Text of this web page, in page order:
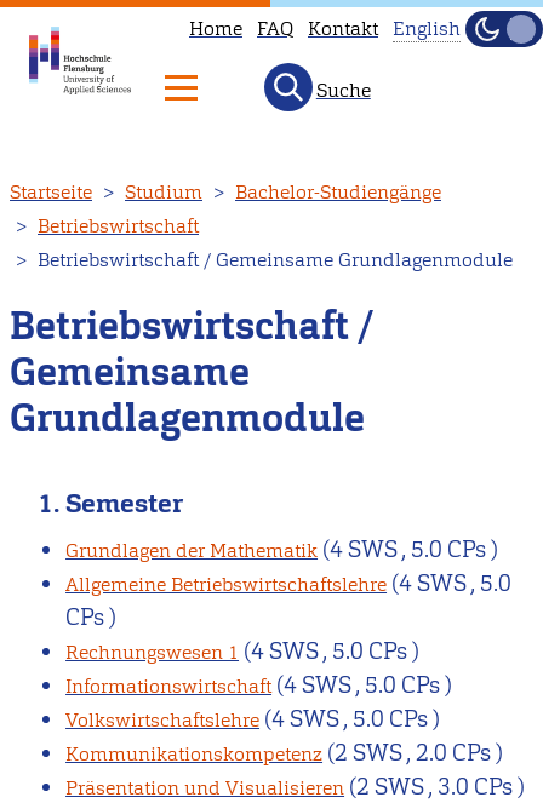
zum
Inhalt
Home FAQ Kontakt
not
in
instead.
English
Hell
Suche
Startseite Studium
Bachelor-Studiengänge
Betriebswirtschaft
Betriebswirtschaft / Gemeinsame Grundlagenmodule
Betriebswirtschaft /
Gemeinsame
Grundlagenmodule
1. Semester
Grundlagen der Mathematik (4 SWS , 5.0 CPs )
Allgemeine Betriebswirtschaftslehre (4 SWS , 5.0
CPs )
Rechnungswesen 1 (4 SWS , 5.0 CPs )
Informationswirtschaft (4 SWS , 5.0 CPs )
Volkswirtschaftslehre (4 SWS , 5.0 CPs )
Kommunikationskompetenz (2 SWS , 2.0 CPs )
Präsentation und Visualisieren (2 SWS , 3.0 CPs )